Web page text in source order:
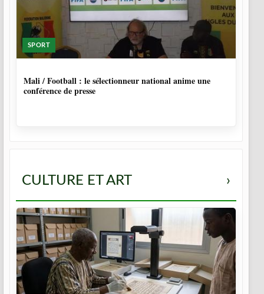
SPORT
Mali / Football : le sélectionneur national anime une
conférence de presse
CULTURE ET ART ›